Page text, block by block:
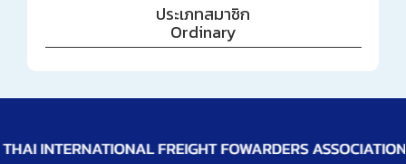
ประเภทสมาชิก
Ordinary